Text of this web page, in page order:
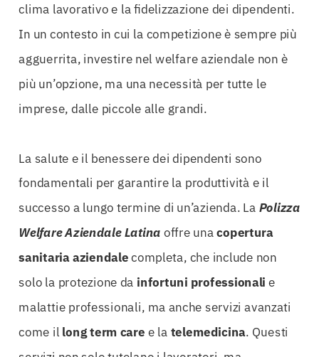
clima lavorativo e la fidelizzazione dei dipendenti.
In un contesto in cui la competizione è sempre più
agguerrita, investire nel welfare aziendale non è
più un’opzione, ma una necessità per tutte le
imprese, dalle piccole alle grandi.
La salute e il benessere dei dipendenti sono
fondamentali per garantire la produttività e il
successo a lungo termine di un’azienda. La Polizza
Welfare Aziendale Latina offre unacopertura
sanitaria aziendalecompleta, che include non
solo la protezione da infortuni professionali e
malattie professionali, ma anche servizi avanzati
come il long term care e la telemedicina. Questi